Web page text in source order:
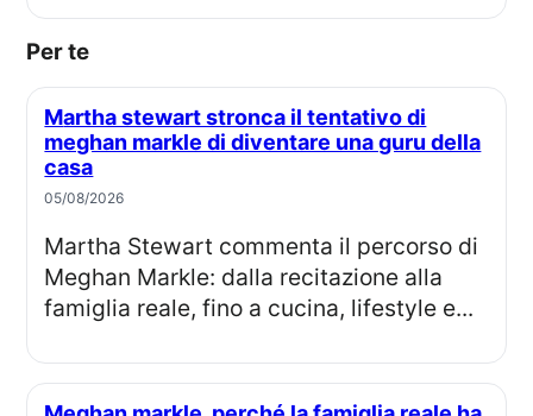
Per te
Martha stewart stronca il tentativo di
meghan markle di diventare una guru della
casa
05/08/2026
Martha Stewart commenta il percorso di
Meghan Markle: dalla recitazione alla
famiglia reale, fino a cucina, lifestyle e...